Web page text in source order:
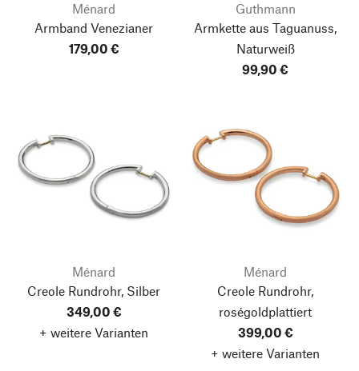
Ménard
Armband Venezianer
179,00 €
Guthmann
Armkette aus Taguanuss,
Naturweiß
99,90 €
Ménard
Creole Rundrohr, Silber
349,00 €
+ weitere Varianten
Ménard
Creole Rundrohr,
roségoldplattiert
399,00 €
+ weitere Varianten